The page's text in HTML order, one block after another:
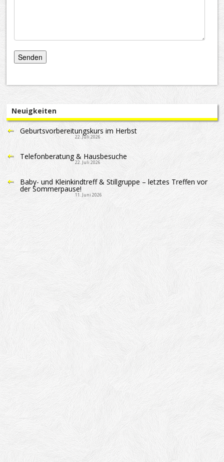
Neuigkeiten
Geburtsvorbereitungskurs im Herbst
22. Juli 2026
Telefonberatung & Hausbesuche
22. Juli 2026
Baby- und Kleinkindtreff & Stillgruppe – letztes Treffen vor
der Sommerpause!
11. Juni 2026